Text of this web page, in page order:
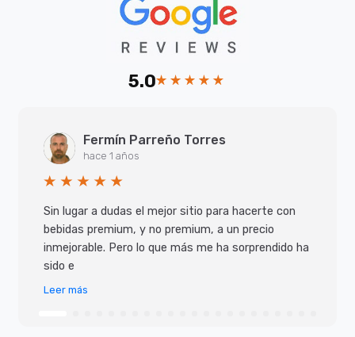
5.0
Fermín Parreño Torres
hace 1 años
Sin lugar a dudas el mejor sitio para hacerte con
bebidas premium, y no premium, a un precio
inmejorable. Pero lo que más me ha sorprendido ha
sido e
Leer más